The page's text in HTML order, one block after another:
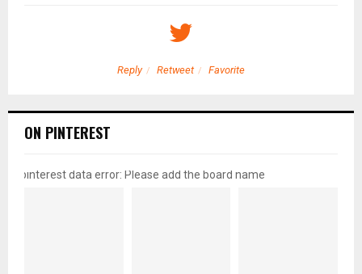
Reply Retweet Favorite
ON PINTEREST
pinterest data error: Please add the board name